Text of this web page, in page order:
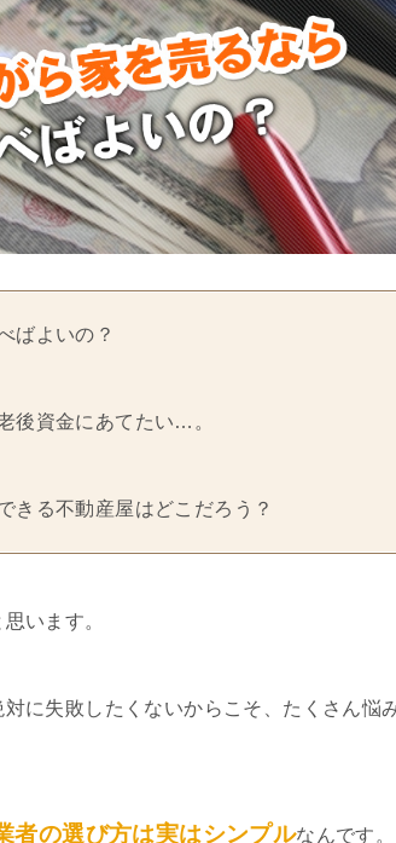
ばよいの？
後資金にあてたい…。
きる不動産屋はどこだろう？
います。
に失敗したくないからこそ、たくさん悩
者の選び方は実はシンプルなんです。